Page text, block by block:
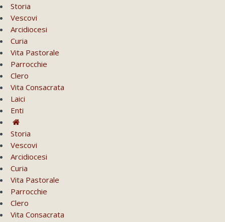
Storia
Vescovi
Arcidiocesi
Curia
Vita Pastorale
Parrocchie
Clero
Vita Consacrata
Laici
Enti
Storia
Vescovi
Arcidiocesi
Curia
Vita Pastorale
Parrocchie
Clero
Vita Consacrata